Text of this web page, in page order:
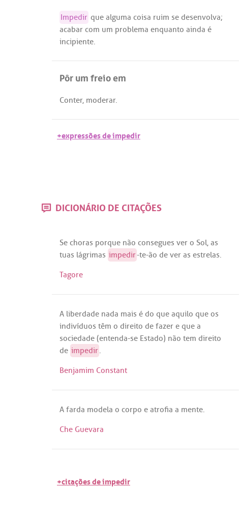
Impedir que alguma coisa ruim se desenvolva;
acabar com um problema enquanto ainda é
incipiente.
Pôr um freio em
Conter, moderar.
+expressões de impedir
DICIONÁRIO DE CITAÇÕES
Se choras porque não consegues ver o Sol, as
tuas lágrimas impedir-te-ão de ver as estrelas.
Tagore
A liberdade nada mais é do que aquilo que os
indivíduos têm o direito de fazer e que a
sociedade (entenda-se Estado) não tem direito
de impedir.
Benjamim Constant
A farda modela o corpo e atrofia a mente.
Che Guevara
+citações de impedir